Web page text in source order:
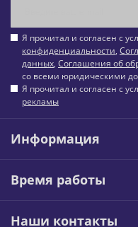
Я прочитал и согласен с
конфиденциальности,
данных, Соглашения об
со всеми юридическими
Я прочитал и согласен с
рекламы
Информация
Время работы
Наши контакты